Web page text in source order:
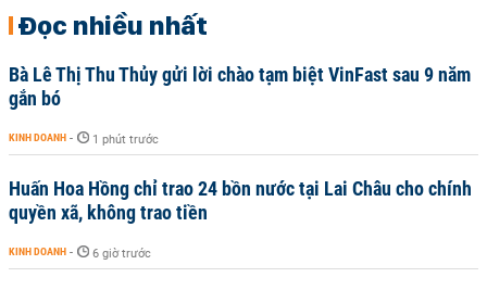
Đọc nhiều nhất
Bà Lê Thị Thu Thủy gửi lời chào tạm biệt VinFast sau 9 năm
gắn bó
KINH DOANH - 1 phút trước
Huấn Hoa Hồng chỉ trao 24 bồn nước tại Lai Châu cho chính
quyền xã, không trao tiền
KINH DOANH - 6 giờ trước